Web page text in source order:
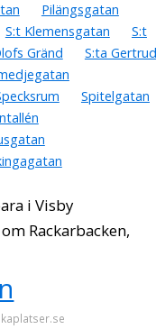
Pilängsgatan
S:t Klemensgatan
S:t
Gränd
S:ta
Spitelgatan
i Visby
Rackarbacken,